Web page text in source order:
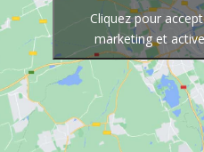
Cliquez pour
marketing et